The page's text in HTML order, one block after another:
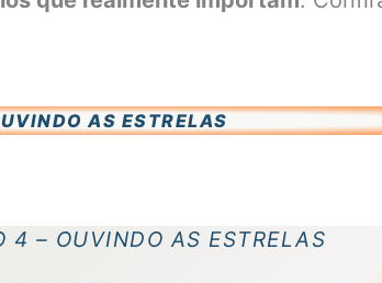
AS ESTRELAS
4 – OUVINDO AS ESTRELAS